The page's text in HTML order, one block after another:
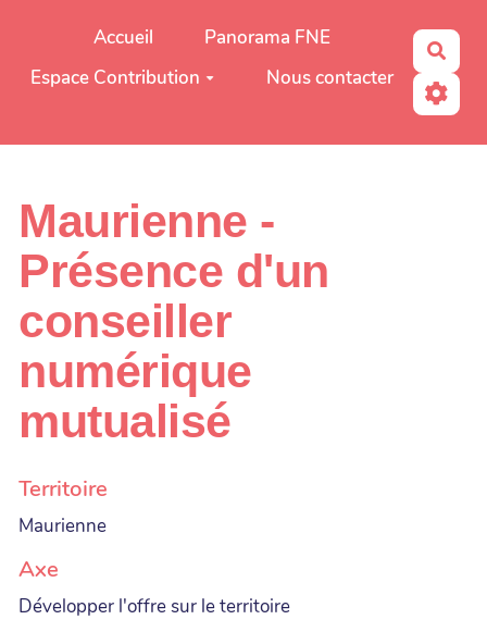
Aller au contenu principal
Accueil
Panorama FNE
Espace Contribution
Nous contacter
Maurienne -
Présence d'un
conseiller
numérique
mutualisé
Territoire
Maurienne
Axe
Développer l'offre sur le territoire